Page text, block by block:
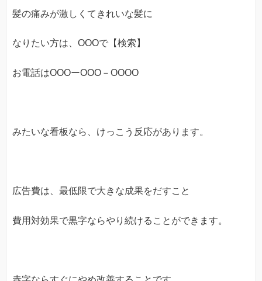
髪の痛みが激しくてきれいな髪に
なりたい方は、OOOで【検索】
お電話はOOOーOOO－OOOO
みたいな看板なら、けっこう反応があります。
広告費は、最低限で大きな成果をだすこと
費用対効果で黒字ならやり続けることができます。